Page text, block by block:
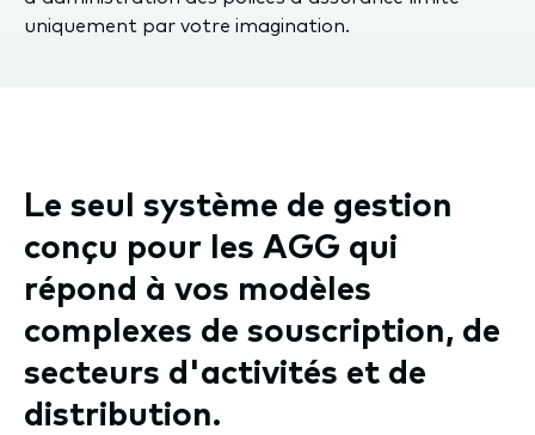
uniquement par votre imagination.
Le seul système de gestion
conçu pour les AGG qui
répond à vos modèles
complexes de souscription, de
secteurs d'activités et de
distribution.